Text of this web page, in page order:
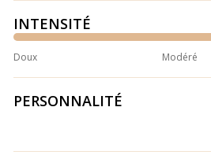
INTENSITÉ
Doux Modéré
PERSONNALITÉ